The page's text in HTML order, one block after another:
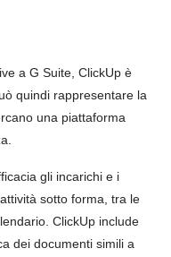
a G Suite, ClickUp è
quindi rappresentare la
una piattaforma
gli incarichi e i
sotto forma, tra le
ClickUp include
dei documenti simili a